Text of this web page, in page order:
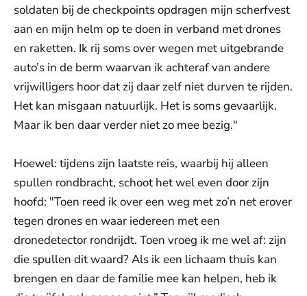
soldaten bij de checkpoints opdragen mijn scherfvest
aan en mijn helm op te doen in verband met drones
en raketten. Ik rij soms over wegen met uitgebrande
auto’s in de berm waarvan ik achteraf van andere
vrijwilligers hoor dat zij daar zelf niet durven te rijden.
Het kan misgaan natuurlijk. Het is soms gevaarlijk.
Maar ik ben daar verder niet zo mee bezig."
Hoewel: tijdens zijn laatste reis, waarbij hij alleen
spullen rondbracht, schoot het wel even door zijn
hoofd: "Toen reed ik over een weg met zo’n net erover
tegen drones en waar iedereen met een
dronedetector rondrijdt. Toen vroeg ik me wel af: zijn
die spullen dit waard? Als ik een lichaam thuis kan
brengen en daar de familie mee kan helpen, heb ik